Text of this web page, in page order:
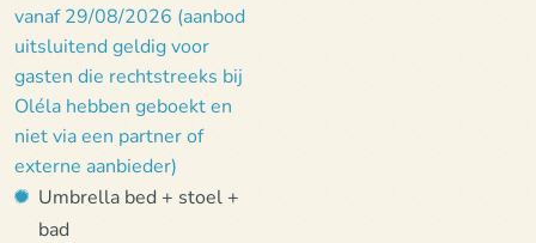
vanaf 29/08/2026 (aanbod
uitsluitend geldig voor
gasten die rechtstreeks bij
Oléla hebben geboekt en
niet via een partner of
externe aanbieder)
Umbrella bed + stoel +
bad